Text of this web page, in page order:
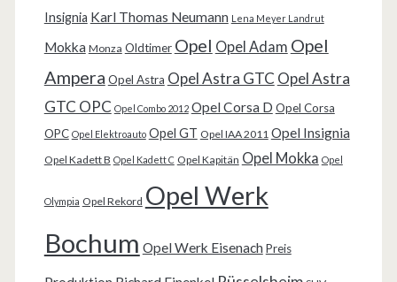
Insignia Karl Thomas Neumann Lena Meyer Landrut
Mokka Monza Oldtimer Opel Opel Adam Opel
Ampera Opel Astra Opel Astra GTC Opel Astra
GTC OPC Opel Combo 2012 Opel Corsa D Opel Corsa
OPC Opel Elektroauto Opel GT Opel IAA 2011 Opel Insignia
Opel Kadett B Opel Kadett C Opel Kapitän Opel Mokka Opel
Olympia Opel Rekord Opel Werk
Bochum Opel Werk Eisenach Preis